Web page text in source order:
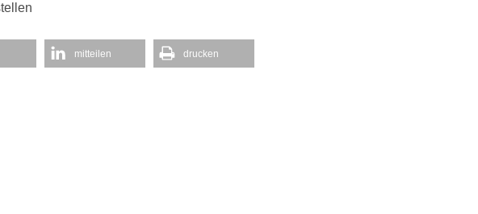
mitteilen drucken